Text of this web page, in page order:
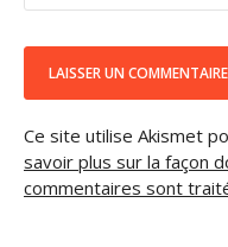
Ce site utilise Akismet
savoir plus sur la façon
commentaires sont